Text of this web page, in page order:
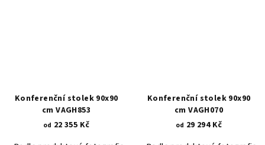
Konferenční stolek 90x90
cm VAGH853
od 22 355 Kč
Konferenční stolek 90x90
cm VAGH070
od 29 294 Kč